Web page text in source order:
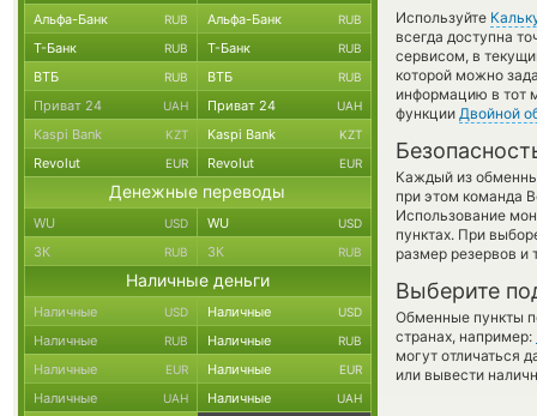
Используйте
всегда доступна
сервисом, в
которой можно
информацию в тот
функции Двойной
Каждый из
при этом команда
Использование
пунктах. При
размер резервов и
Выберите
Обменные пункты
странах, например:
могут отличаться
или вывести
Альфа-Банк RUB Альфа-Банк RUB
Т-Банк RUB Т-Банк RUB
ВТБ RUB ВТБ RUB
Приват 24 UAH Приват 24 UAH
Kaspi Bank KZT Kaspi Bank KZT
Revolut EUR Revolut EUR
Денежные переводы
WU USD WU USD
ЗК RUB ЗК RUB
Наличные деньги
Наличные USD Наличные USD
Наличные RUB Наличные RUB
Наличные EUR Наличные EUR
Наличные UAH Наличные UAH